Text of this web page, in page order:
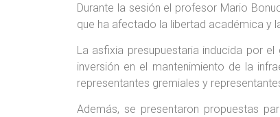
Durante la sesión el profesor Mario
que ha afectado la libertad académica y
La asfixia presupuestaria inducida por
inversión en el mantenimiento de la
representantes gremiales y
Además, se presentaron propuestas